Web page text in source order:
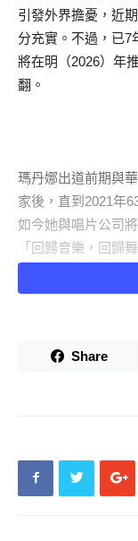
引發外界擔憂，近
分充實。不過，已7
將在明（2026）年
翻。
瑪丹娜出道前期與
家後，直到2021年
如今她與唱片公司
「回歸音樂，回歸
行新專輯，還直稱
同時瑪丹娜也附上
的狀態，顯示她即
Share